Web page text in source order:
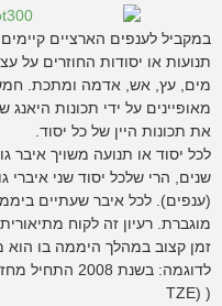
תנועות או יסודות החוזרים
מים, עץ, אש, אדמה ומתכת.
מאופיינים על ידי תכונות
את תכונות היין של כל יסוד.
לכל יסוד או תנועה משויך איבר
(ענפים). לכל איבר שעתיים
מוגברת. רעיון זה לקוח
זמן קצוב במהלך היממה בו הוא
( (TZE